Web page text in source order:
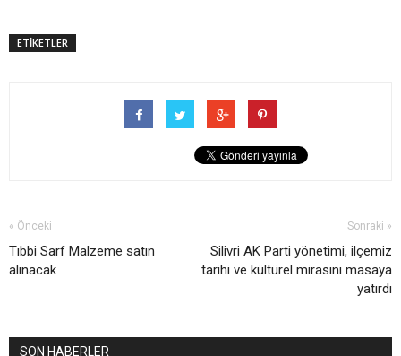
ETİKETLER
« Önceki
Tıbbi Sarf Malzeme satın
alınacak
Sonraki »
Silivri AK Parti yönetimi, ilçemiz
tarihi ve kültürel mirasını masaya
yatırdı
SON HABERLER